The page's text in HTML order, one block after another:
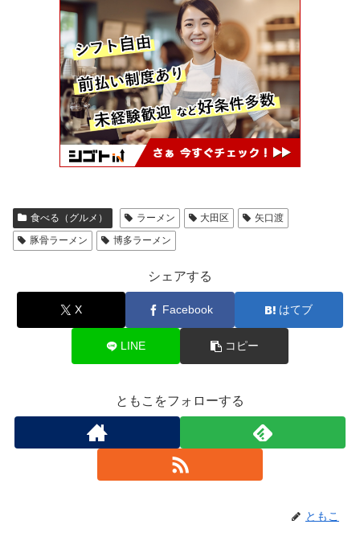
食べる（グルメ） ラーメン 大田区
矢口渡
豚骨ラーメン
博多ラーメン
シェアする
X Facebook はてブ
LINE コピー
ともこをフォローする
ともこ